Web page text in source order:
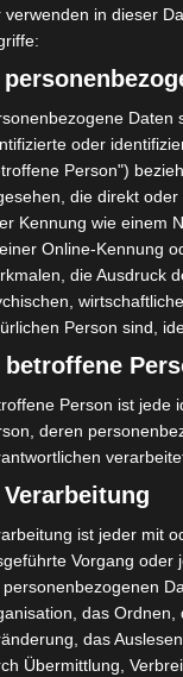
verwenden in dieser
Daten
oder
Person")
die direkt
Kennung wie einem
Online-Kennung
die Ausdruck
Person sind,
betroffene
Person ist jede
deren
ist jeder mit
Vorgang oder
personenbezogenen
das Ordnen,
das
Übermittlung,